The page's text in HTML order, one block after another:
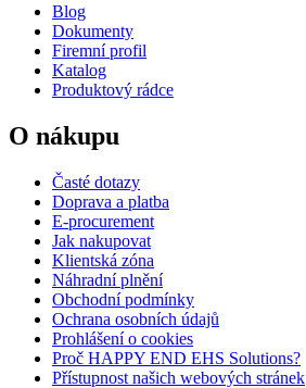
Blog
Dokumenty
Firemní profil
Katalog
Produktový rádce
O nákupu
Časté dotazy
Doprava a platba
E-procurement
Jak nakupovat
Klientská zóna
Náhradní plnění
Obchodní podmínky
Ochrana osobních údajů
Prohlášení o cookies
Proč HAPPY END EHS Solutions?
Přístupnost našich webových stránek